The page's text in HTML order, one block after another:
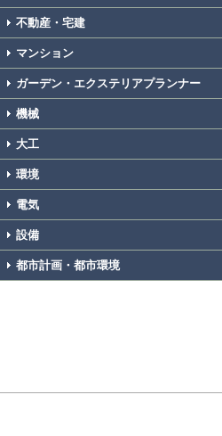
不動産・宅建
マンション
ガーデン・エクステリアプランナー
機械
大工
環境
電気
設備
都市計画・都市環境